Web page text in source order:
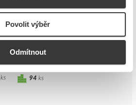
Povolit výběr
Odmítnout
TREVOS
94 ks
ks